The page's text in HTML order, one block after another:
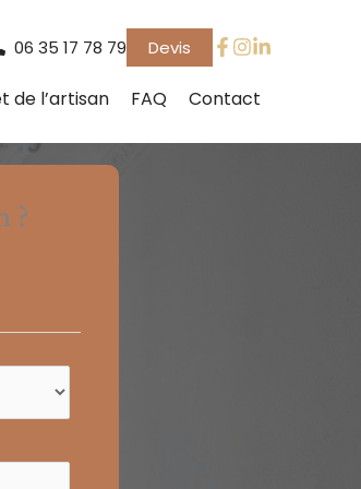
de l’artisan FAQ Contact
06 35 17 78 79 Devis
?